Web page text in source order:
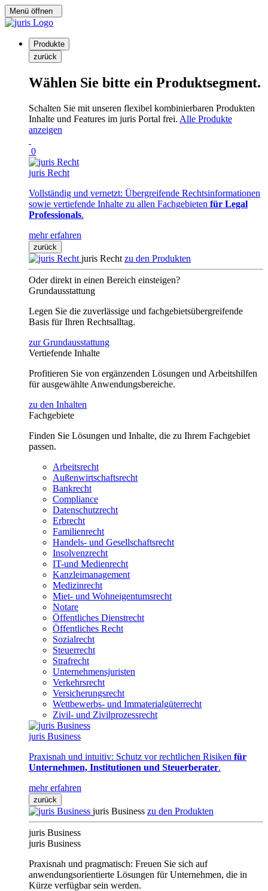
Menü öffnen
Produkte
zurück
Wählen Sie bitte ein Produktsegment.
Schalten Sie mit unseren flexibel kombinierbaren Produkten
Inhalte und Features im juris Portal frei. Alle Produkte
anzeigen
0
juris Recht
Vollständig und vernetzt: Übergreifende Rechtsinformationen
sowie vertiefende Inhalte zu allen Fachgebieten für Legal
Professionals.
mehr erfahren
zurück
juris Recht zu den Produkten
Oder direkt in einen Bereich einsteigen?
Grundausstattung
Legen Sie die zuverlässige und fachgebietsübergreifende
Basis für Ihren Rechtsalltag.
zur Grundausstattung
Vertiefende Inhalte
Profitieren Sie von ergänzenden Lösungen und Arbeitshilfen
für ausgewählte Anwendungsbereiche.
zu den Inhalten
Fachgebiete
Finden Sie Lösungen und Inhalte, die zu Ihrem Fachgebiet
passen.
Arbeitsrecht
Außenwirtschaftsrecht
Bankrecht
Compliance
Datenschutzrecht
Erbrecht
Familienrecht
Handels- und Gesellschaftsrecht
Insolvenzrecht
IT-und Medienrecht
Kanzleimanagement
Medizinrecht
Miet- und Wohneigentumsrecht
Notare
Öffentliches Dienstrecht
Öffentliches Recht
Sozialrecht
Steuerrecht
Strafrecht
Unternehmensjuristen
Verkehrsrecht
Versicherungsrecht
Wettbewerbs- und Immaterialgüterrecht
Zivil- und Zivilprozessrecht
juris Business
Praxisnah und intuitiv: Schutz vor rechtlichen Risiken für
Unternehmen, Institutionen und Steuerberater.
mehr erfahren
zurück
juris Business zu den Produkten
juris Business
juris Business
Praxisnah und pragmatisch: Freuen Sie sich auf
anwendungsorientierte Lösungen für Unternehmen, die in
Kürze verfügbar sein werden.